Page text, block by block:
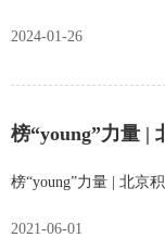
2024年度重点工作计
源处处长胡睿作的关
表大会上，会员代表
2024年是国家骨科医
2024-01-26
榜“young”力量
榜“young”力量 | 北
2021-06-01